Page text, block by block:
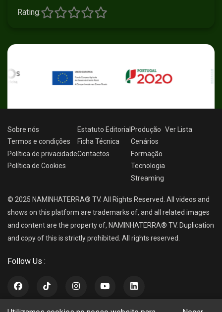
Rating:
Sobre nós
Termos e condições
Política de privacidade
Política de Cookies
Estatuto Editorial
Ficha Técnica
Contactos
Produção
Cenários
Formação
Tecnologia
Streaming
Ver Lista
© 2025 NAMINHATERRA® TV. All Rights Reserved. All videos and
shows on this platform are trademarks of, and all related images
and content are the property of, NAMINHATERRA® TV. Duplication
and copy of this is strictly prohibited. All rights reserved.
Follow Us :